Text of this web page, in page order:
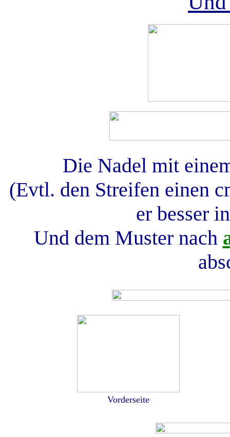
Die Nadel mit
(Evtl. den Streifen einen
er besser
Und dem Muster nach
Vorderseite